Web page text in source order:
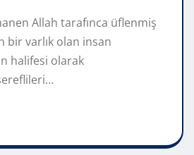
Allah tarafınca üflenmiş
bir varlık olan insan
halifesi olarak